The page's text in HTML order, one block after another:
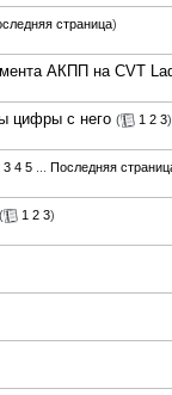
страница)
АКПП на CVT
цифры с него ( 1 2 3)
3 4 5
Последняя
( 1 2 3)